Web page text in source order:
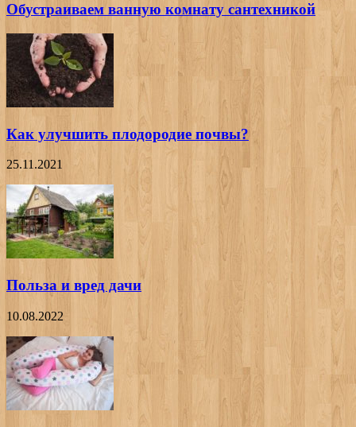
Обустраиваем ванную комнату сантехникой
Как улучшить плодородие почвы?
25.11.2021
Польза и вред дачи
10.08.2022